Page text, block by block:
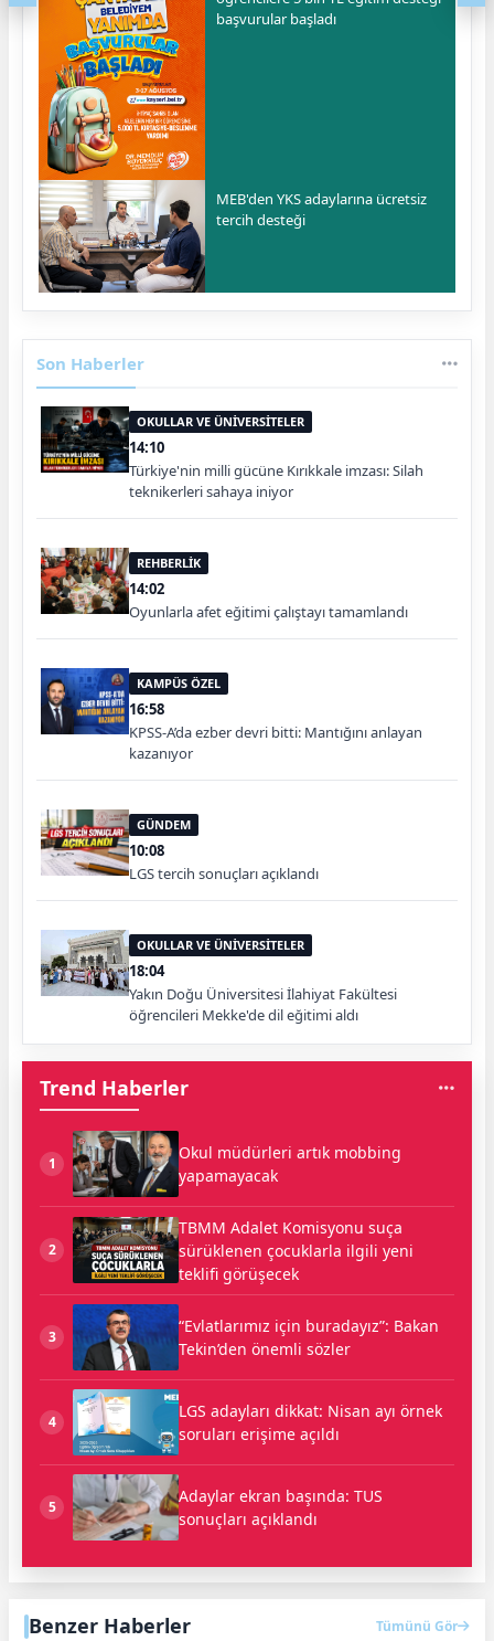
başvurular başladı
MEB'den YKS adaylarına ücretsiz
tercih desteği
Son Haberler
OKULLAR VE ÜNİVERSİTELER
14:10
Türkiye'nin milli gücüne Kırıkkale imzası: Silah
teknikerleri sahaya iniyor
REHBERLİK
14:02
Oyunlarla afet eğitimi çalıştayı tamamlandı
KAMPÜS ÖZEL
16:58
KPSS-A’da ezber devri bitti: Mantığını anlayan
kazanıyor
GÜNDEM
10:08
LGS tercih sonuçları açıklandı
OKULLAR VE ÜNİVERSİTELER
18:04
Yakın Doğu Üniversitesi İlahiyat Fakültesi
öğrencileri Mekke'de dil eğitimi aldı
Trend Haberler
1
Okul müdürleri artık mobbing
yapamayacak
2
TBMM Adalet Komisyonu suça
sürüklenen çocuklarla ilgili yeni
teklifi görüşecek
3
“Evlatlarımız için buradayız”: Bakan
Tekin’den önemli sözler
4
LGS adayları dikkat: Nisan ayı örnek
soruları erişime açıldı
5
Adaylar ekran başında: TUS
sonuçları açıklandı
Benzer Haberler Tümünü Gör